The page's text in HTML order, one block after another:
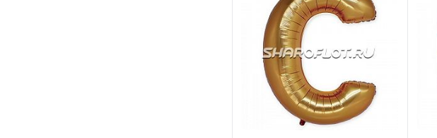
Купить в 1 клик
В избранное
В наличии